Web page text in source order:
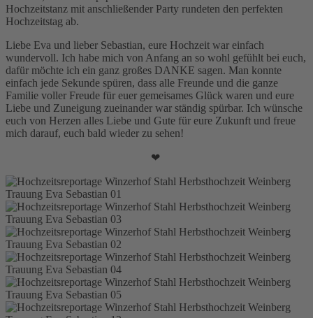
Hochzeitstanz mit anschließender Party rundeten den perfekten
Hochzeitstag ab.
Liebe Eva und lieber Sebastian, eure Hochzeit war einfach
wundervoll. Ich habe mich von Anfang an so wohl gefühlt bei euch,
dafür möchte ich ein ganz großes DANKE sagen. Man konnte
einfach jede Sekunde spüren, dass alle Freunde und die ganze
Familie voller Freude für euer gemeisames Glück waren und eure
Liebe und Zuneigung zueinander war ständig spürbar. Ich wünsche
euch von Herzen alles Liebe und Gute für eure Zukunft und freue
mich darauf, euch bald wieder zu sehen!
❤